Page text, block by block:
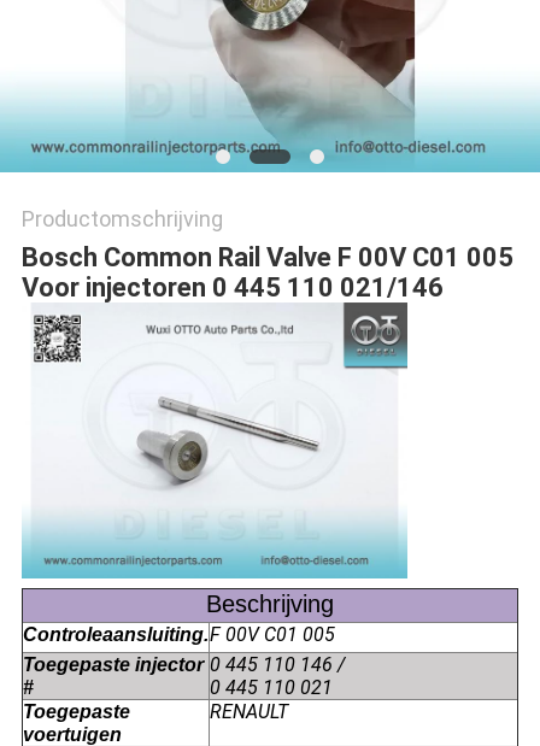
Productomschrijving
Bosch Common Rail Valve F 00V C01 005
Voor injectoren 0 445 110 021/146
Beschrijving
Controleaansluiting.F 00V C01 005
Toegepaste injector
#
0 445 110 146 /
0 445 110 021
Toegepaste
voertuigen
RENAULT